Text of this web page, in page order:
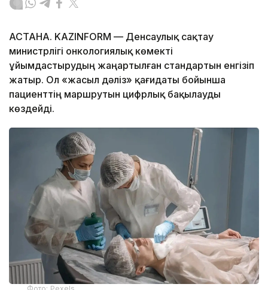
АСТАНА. KAZINFORM — Денсаулық сақтау
министрлігі онкологиялық көмекті
ұйымдастырудың жаңартылған стандартын енгізіп
жатыр. Ол «жасыл дәліз» қағидаты бойынша
пациенттің маршрутын цифрлық бақылауды
көздейді.